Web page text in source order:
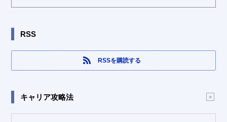
RSS
RSSを購読する
キャリア攻略法